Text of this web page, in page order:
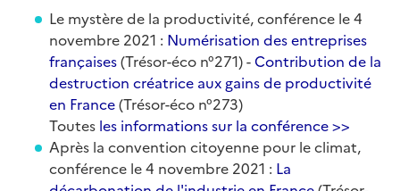
Le mystère de la productivité, conférence le 4
novembre 2021 : Numérisation des entreprises
françaises(Trésor-éco n°271) -Contribution de la
destruction créatrice aux gains de productivité
en France(Trésor-éco n°273)
Toutes les informations sur la conférence >>
Après la convention citoyenne pour le climat,
conférence le 4 novembre 2021 : La